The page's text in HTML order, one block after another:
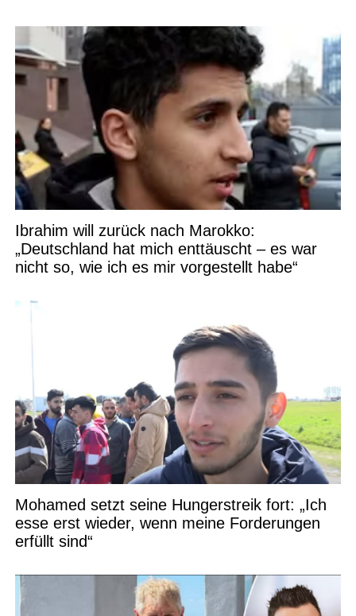
Ibrahim will zurück nach Marokko:
„Deutschland hat mich enttäuscht – es war
nicht so, wie ich es mir vorgestellt habe“
Mohamed setzt seine Hungerstreik fort: „Ich
esse erst wieder, wenn meine Forderungen
erfüllt sind“